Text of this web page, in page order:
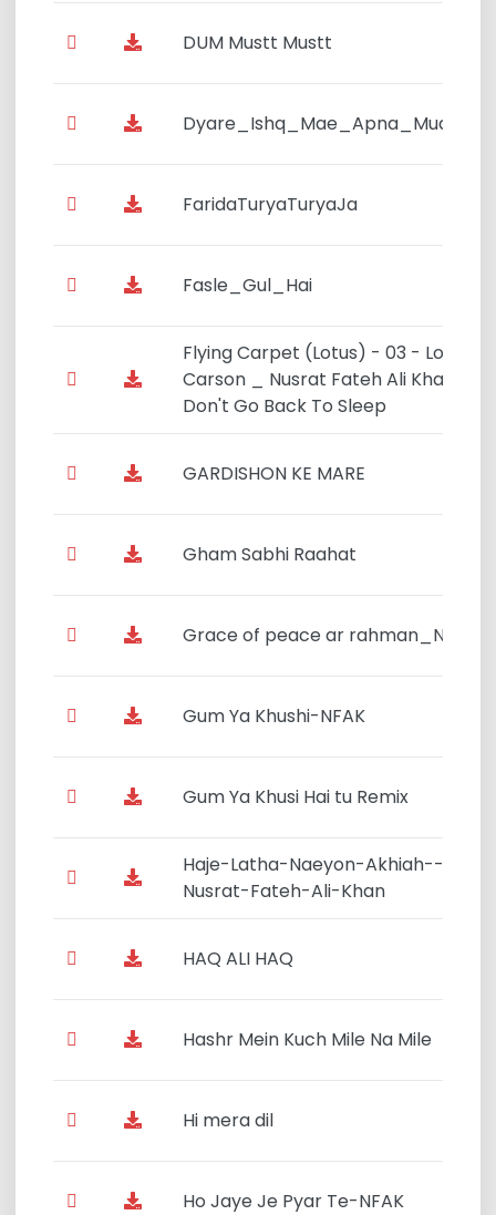
DUM Mustt Mustt
Dyare_Ishq_Mae_Apna_Muqamn
FaridaTuryaTuryaJa
Fasle_Gul_Hai
Flying Carpet (Lotus) - 03 - Lori
Carson _ Nusrat Fateh Ali Khan -
Don't Go Back To Sleep
GARDISHON KE MARE
Gham Sabhi Raahat
Grace of peace ar rahman_NFAK
Gum Ya Khushi-NFAK
Gum Ya Khusi Hai tu Remix
Haje-Latha-Naeyon-Akhiah---
Nusrat-Fateh-Ali-Khan
HAQ ALI HAQ
Hashr Mein Kuch Mile Na Mile
Hi mera dil
Ho Jaye Je Pyar Te-NFAK